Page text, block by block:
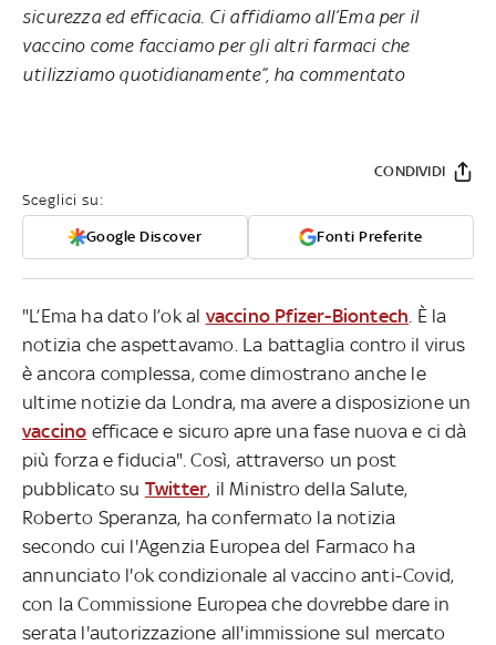
sicurezza ed efficacia. Ci affidiamo all’Ema per il
vaccino come facciamo per gli altri farmaci che
utilizziamo quotidianamente”, ha commentato
Sceglici su:
Google Discover Fonti Preferite
CONDIVIDI
"L’Ema ha dato l’ok al vaccino Pfizer-Biontech . È la
notizia che aspettavamo. La battaglia contro il virus
è ancora complessa, come dimostrano anche le
ultime notizie da Londra, ma avere a disposizione un
vaccino efficace e sicuro apre una fase nuova e ci dà
più forza e fiducia". Così, attraverso un post
pubblicato su Twitter, il Ministro della Salute,
Roberto Speranza, ha confermato la notizia
secondo cui l'Agenzia Europea del Farmaco ha
annunciato l'ok condizionale al vaccino anti-Covid,
con la Commissione Europea che dovrebbe dare in
serata l'autorizzazione all'immissione sul mercato